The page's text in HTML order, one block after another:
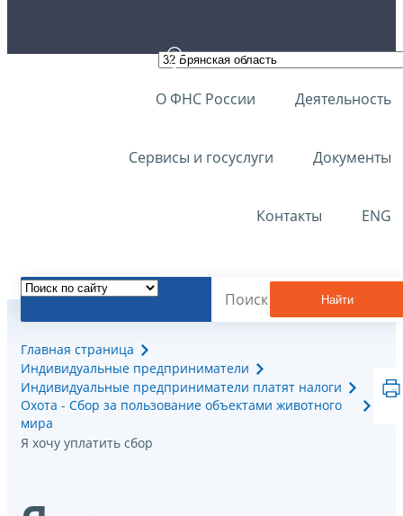
О ФНС России Деятельность
Сервисы и госуслуги Документы
Контакты ENG
Найти
Главная страница
Индивидуальные предприниматели
Индивидуальные предприниматели платят налоги
Охота - Сбор за пользование объектами животного
мира
Я хочу уплатить сбор